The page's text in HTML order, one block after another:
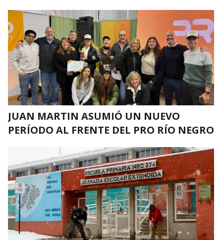
JUAN MARTIN ASUMIÓ UN NUEVO
PERÍODO AL FRENTE DEL PRO RÍO NEGRO